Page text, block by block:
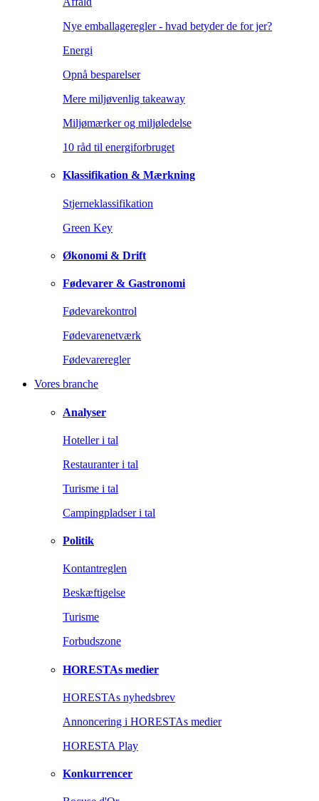
Nye emballageregler - hvad betyder de for jer?
Energi
Opnå besparelser
Mere miljøvenlig takeaway
Miljømærker og miljøledelse
10 råd til energiforbruget
Klassifikation & Mærkning
Stjerneklassifikation
Green Key
Økonomi & Drift
Fødevarer & Gastronomi
Fødevarekontrol
Fødevarenetværk
Fødevareregler
Vores branche
Analyser
Hoteller i tal
Restauranter i tal
Turisme i tal
Campingpladser i tal
Politik
Kontantreglen
Beskæftigelse
Turisme
Forbudszone
HORESTAs medier
HORESTAs nyhedsbrev
Annoncering i HORESTAs medier
HORESTA Play
Konkurrencer